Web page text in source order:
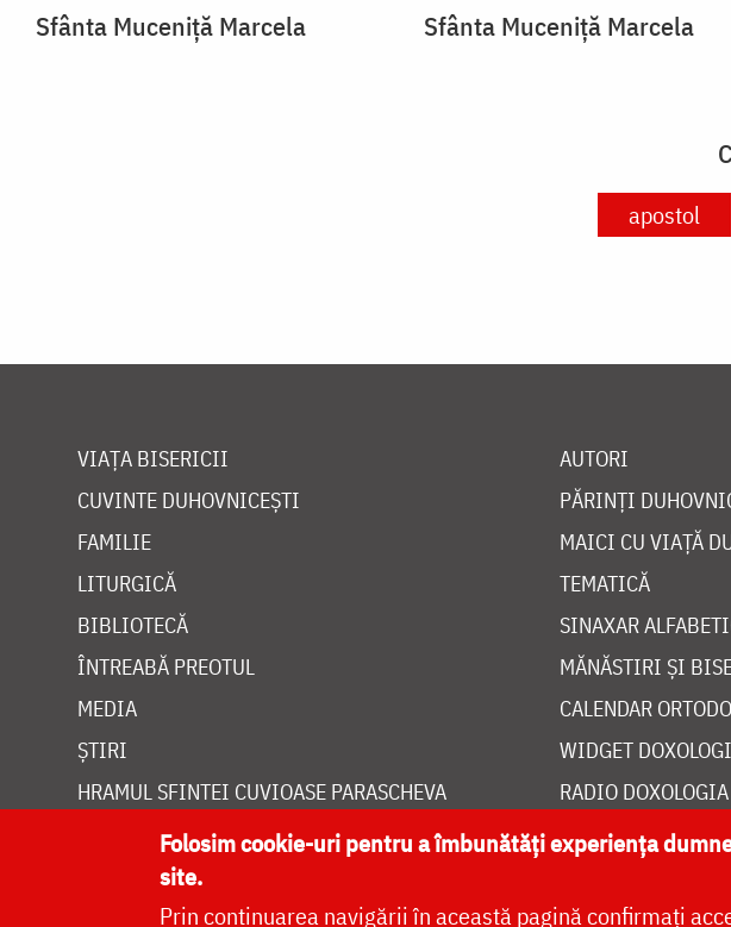
Sfânta Muceniță Marcela Sfânta Muceniță Marcela
apostol
VIAȚA BISERICII
CUVINTE DUHOVNICEȘTI
FAMILIE
LITURGICĂ
BIBLIOTECĂ
ÎNTREABĂ PREOTUL
MEDIA
ȘTIRI
HRAMUL SFINTEI CUVIOASE PARASCHEVA
AUTORI
PĂRINȚI
MAICI CU VIAȚĂ
TEMATICĂ
SINAXAR
MĂNĂSTIRI ȘI
CALENDAR
WIDGET
RADIO DOXOLOGIA
Folosim cookie-uri pentru a îmbunătăți experiența
site.
Prin continuarea navigării în această pagină confirmați